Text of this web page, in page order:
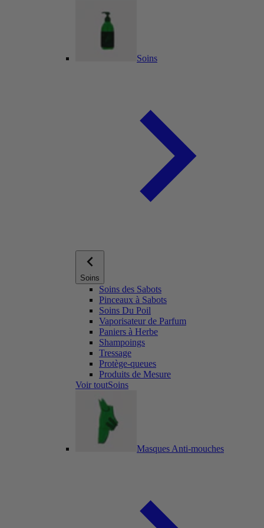
Soins
Soins
Soins des Sabots
Pinceaux à Sabots
Soins Du Poil
Vaporisateur de Parfum
Paniers à Herbe
Shampoings
Tressage
Protège-queues
Produits de Mesure
Voir toutSoins
Masques Anti-mouches